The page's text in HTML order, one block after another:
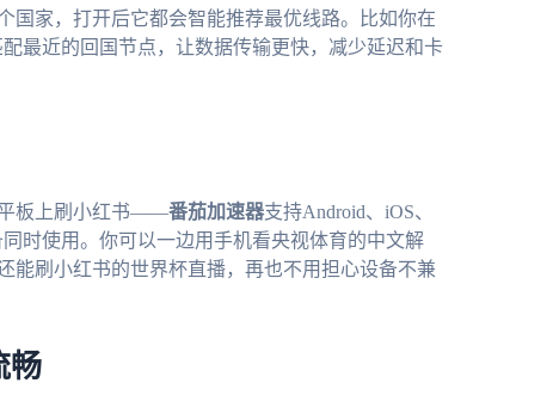
国家，打开后它都会智能推荐最优线路。比如你在
最近的回国节点，让数据传输更快，减少延迟和卡
平板上刷小红书——番茄加速器支持Android、iOS、
时使用。你可以一边用手机看央视体育的中文解
能刷小红书的世界杯直播，再也不用担心设备不兼
畅